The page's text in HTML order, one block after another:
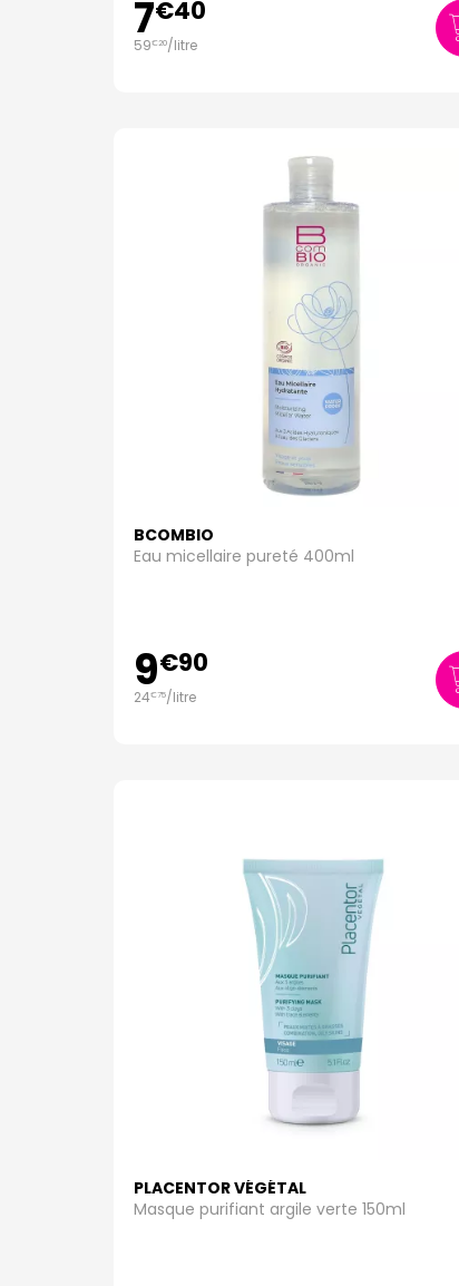
7€40
59€20/litre
BCOMBIO
Eau micellaire pureté 400ml
9€90
24€75/litre
PLACENTOR VÉGÉTAL
Masque purifiant argile verte 150ml